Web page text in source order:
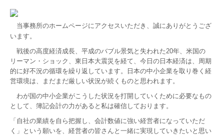
経営理念
スタッフ
交通案内
税理士をお探しの方へ
一般個人の方
当事務所のホームページにアクセスいただき、誠にありがとうござ
います。
戦後の高度経済成長、平成のバブル景気と失われた20年、米国の
リーマン・ショック、東日本大震災を経て、今日の日本経済は、周期
的に好不況の循環を繰り返しています。日本の中小企業を取り巻く経
営環境は、まだまだ厳しい状況が続くものと思われます。
わが国の中小企業がこうした状況を打開していくために必要なもの
として、簿記会計の力があると私は確信しております。
「自社の業績を自ら把握し、会計数値に強い経営者になっていただ
く」という願いを、経営者の皆さんと一緒に実現していきたいと思い